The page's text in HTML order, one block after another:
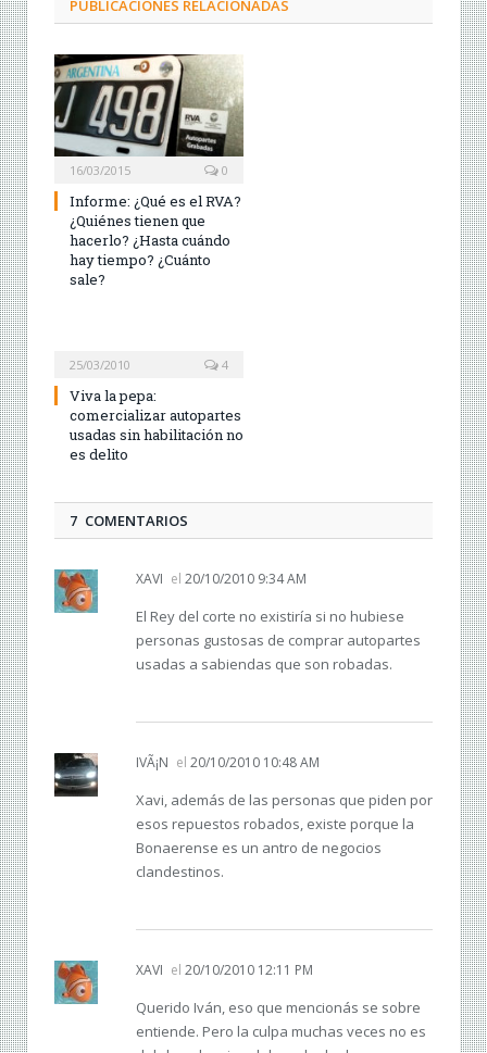
PUBLICACIONES RELACIONADAS
16/03/2015 0
Informe: ¿Qué es el RVA?
¿Quiénes tienen que
hacerlo? ¿Hasta cuándo
hay tiempo? ¿Cuánto
sale?
25/03/2010 4
Viva la pepa:
comercializar autopartes
usadas sin habilitación no
es delito
7 COMENTARIOS
XAVI el 20/10/2010 9:34 AM
El Rey del corte no existiría si no hubiese
personas gustosas de comprar autopartes
usadas a sabiendas que son robadas.
IVÃ¡N el 20/10/2010 10:48 AM
Xavi, además de las personas que piden por
esos repuestos robados, existe porque la
Bonaerense es un antro de negocios
clandestinos.
XAVI el 20/10/2010 12:11 PM
Querido Iván, eso que mencionás se sobre
entiende. Pero la culpa muchas veces no es